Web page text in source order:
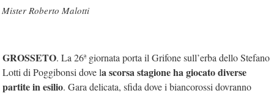
Mister Roberto Malotti
GROSSETO. La 26ª giornata porta il Grifone sull’erba dello Stefano
Lotti di Poggibonsi dove la scorsa stagione ha giocato diverse
partite in esilio. Gara delicata, sfida dove i biancorossi dovranno